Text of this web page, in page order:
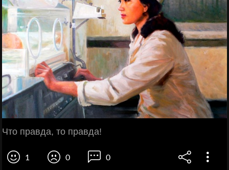
Что правда, то правда!
1 0 0